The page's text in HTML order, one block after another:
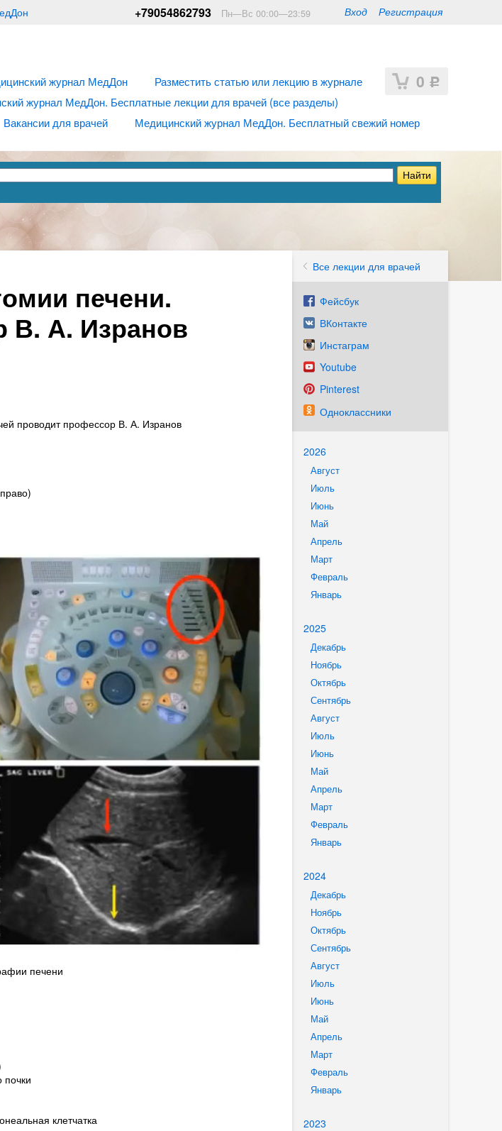
Вход Регистрация
+79054862793 Пн—Вс 00:00—23:59
0 Р
журнал МедДон
Разместить статью или лекцию в журнале
журнал МедДон. Бесплатные лекции для врачей (все разделы)
Вакансии для врачей Медицинский журнал МедДон. Бесплатный свежий номер
Все лекции для врачей
Фейсбук
ВКонтакте
Инстаграм
Youtube
Pinterest
Одноклассники
2026
Август
Июль
Июнь
Май
Апрель
Март
Февраль
Январь
2025
Декабрь
Ноябрь
Октябрь
Сентябрь
Август
Июль
Июнь
Май
Апрель
Март
Февраль
Январь
2024
Декабрь
Ноябрь
Октябрь
Сентябрь
Август
Июль
Июнь
Май
Апрель
Март
Февраль
Январь
2023
печени.
В. А. Изранов
проводит профессор В. А. Изранов
печени
почки
клетчатка